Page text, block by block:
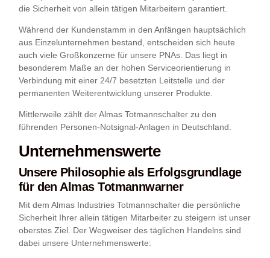
die Sicherheit von allein tätigen Mitarbeitern garantiert.
Während der Kundenstamm in den Anfängen hauptsächlich
aus Einzelunternehmen bestand, entscheiden sich heute
auch viele Großkonzerne für unsere PNAs. Das liegt in
besonderem Maße an der hohen Serviceorientierung in
Verbindung mit einer 24/7 besetzten Leitstelle und der
permanenten Weiterentwicklung unserer Produkte.
Mittlerweile zählt der Almas Totmannschalter zu den
führenden Personen-Notsignal-Anlagen in Deutschland.
Unternehmenswerte
Unsere Philosophie als Erfolgsgrundlage
für den Almas Totmannwarner
Mit dem Almas Industries Totmannschalter die persönliche
Sicherheit Ihrer allein tätigen Mitarbeiter zu steigern ist unser
oberstes Ziel. Der Wegweiser des täglichen Handelns sind
dabei unsere Unternehmenswerte: